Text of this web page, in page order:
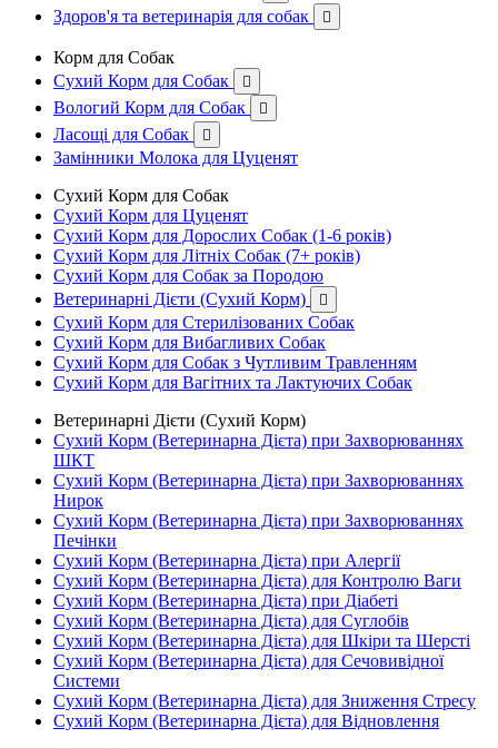
Здоров'я та ветеринарія для собак 
Корм для Собак
Сухий Корм для Собак

Вологий Корм для Собак 
Ласощі для Собак 
Замінники Молока для Цуценят
Сухий Корм для Собак
Сухий Корм для Цуценят
Сухий Корм для Дорослих Собак (1-6 років)
Сухий Корм для Літніх Собак (7+ років)
Сухий Корм для Собак за Породою
Ветеринарні Дієти (Сухий Корм)

Сухий Корм для Стерилізованих Собак
Сухий Корм для Вибагливих Собак
Сухий Корм для Собак з Чутливим Травленням
Сухий Корм для Вагітних та Лактуючих Собак
Ветеринарні Дієти (Сухий Корм)
Сухий Корм (Ветеринарна Дієта) при Захворюваннях
ШКТ
Сухий Корм (Ветеринарна Дієта) при Захворюваннях
Нирок
Сухий Корм (Ветеринарна Дієта) при Захворюваннях
Печінки
Сухий Корм (Ветеринарна Дієта) при Алергії
Сухий Корм (Ветеринарна Дієта) для Контролю Ваги
Сухий Корм (Ветеринарна Дієта) при Діабеті
Сухий Корм (Ветеринарна Дієта) для Суглобів
Сухий Корм (Ветеринарна Дієта) для Шкіри та Шерсті
Сухий Корм (Ветеринарна Дієта) для Сечовивідної
Системи
Сухий Корм (Ветеринарна Дієта) для Зниження Стресу
Сухий Корм (Ветеринарна Дієта) для Відновлення